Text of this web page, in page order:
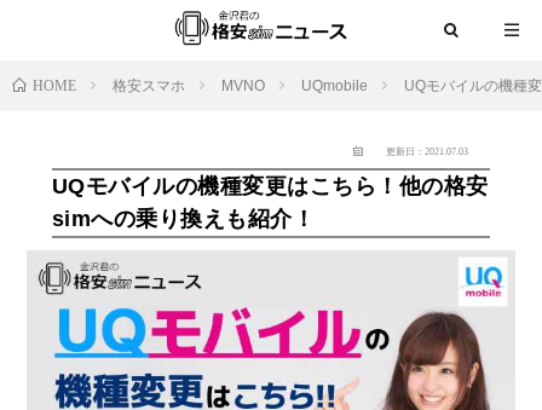
HOME 格安スマホ MVNO UQmobile UQモバイルの機種
更新日：2021.07.03
UQモバイルの機種変更はこちら！他の格安
simへの乗り換えも紹介！